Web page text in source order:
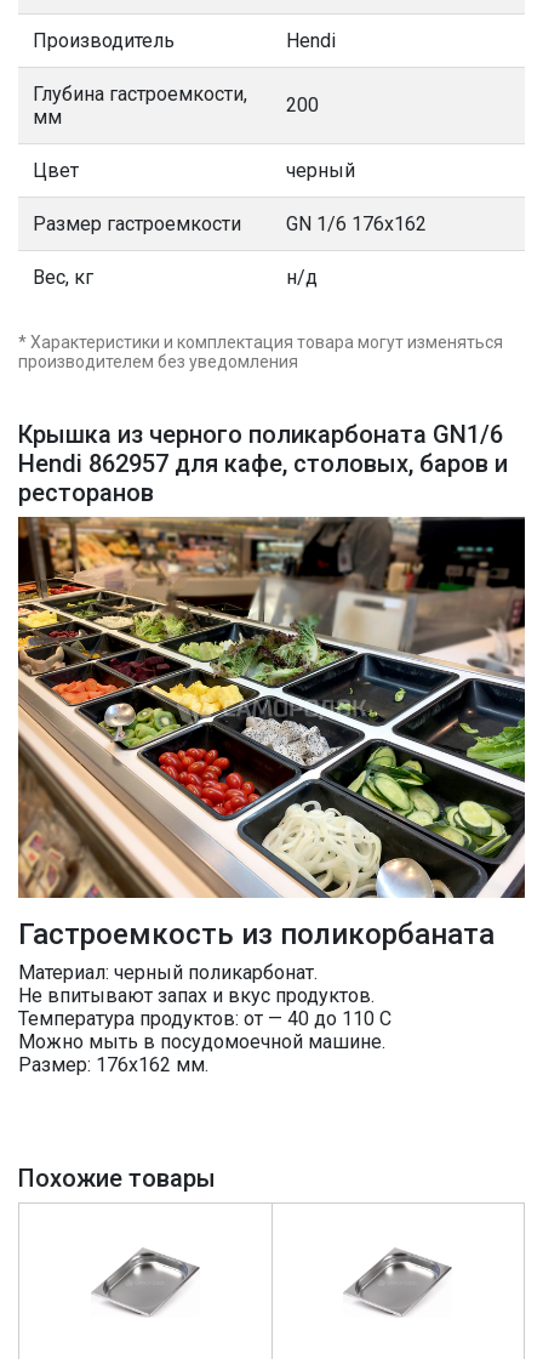
Крышка из черного поликарбоната GN1/6
Hendi 862957 для кафе, столовых, баров и
ресторанов
Гастроемкость из поликорбаната
Материал: черный поликарбонат.
Не впитывают запах и вкус продуктов.
Температура продуктов: от — 40 до 110 С
Можно мыть в посудомоечной машине.
Размер: 176х162 мм.
Производитель Hendi
Глубина гастроемкости,
мм
200
Цвет черный
Размер гастроемкости GN 1/6 176x162
Вес, кг н/д
* Характеристики и комплектация товара могут изменяться
производителем без уведомления
Похожие товары